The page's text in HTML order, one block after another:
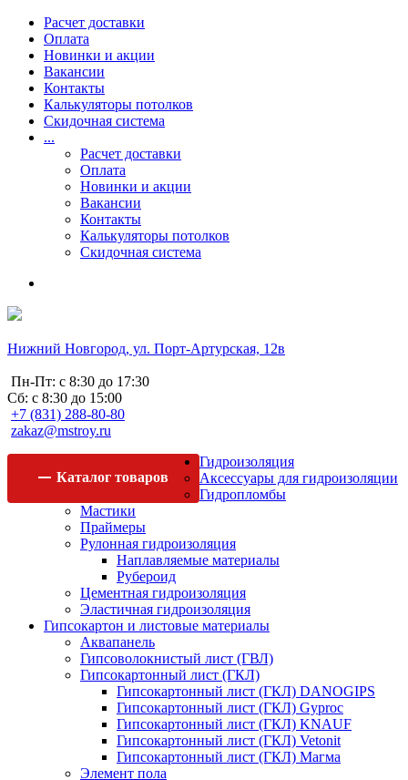
Расчет доставки
Оплата
Новинки и акции
Вакансии
Контакты
Калькуляторы потолков
Скидочная система
...
Расчет доставки
Оплата
Новинки и акции
Вакансии
Контакты
Калькуляторы потолков
Скидочная система
Нижний Новгород, ул. Порт-Артурская, 12в
Пн-Пт: с 8:30 до 17:30
Сб: с 8:30 до 15:00
+7 (831) 288-80-80
zakaz@mstroy.ru
Каталог товаров
Гидроизоляция
Аксессуары для гидроизоляции
Гидропломбы
Мастики
Праймеры
Рулонная гидроизоляция
Наплавляемые материалы
Рубероид
Цементная гидроизоляция
Эластичная гидроизоляция
Гипсокартон и листовые материалы
Аквапанель
Гипсоволокнистый лист (ГВЛ)
Гипсокартонный лист (ГКЛ)
Гипсокартонный лист (ГКЛ) DANOGIPS
Гипсокартонный лист (ГКЛ) Gyproc
Гипсокартонный лист (ГКЛ) KNAUF
Гипсокартонный лист (ГКЛ) Vetonit
Гипсокартонный лист (ГКЛ) Магма
Элемент пола